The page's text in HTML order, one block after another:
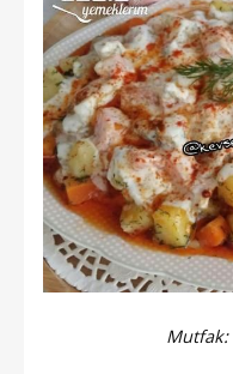
Mutfak: